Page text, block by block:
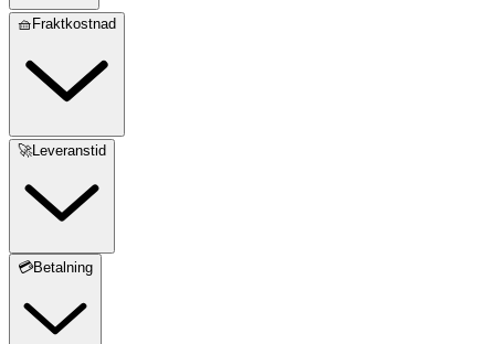
🧺Fraktkostnad
🚀Leveranstid
💳Betalning